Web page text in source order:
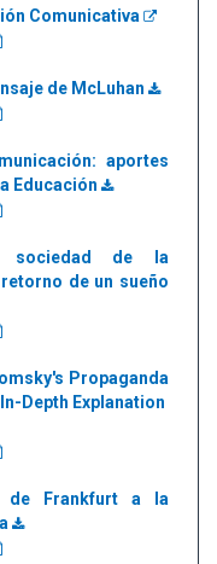
Comunicativa
de McLuhan
aportes
Educación
sociedad de la
de un sueño
Propaganda
Depth Explanation
de Frankfurt a la